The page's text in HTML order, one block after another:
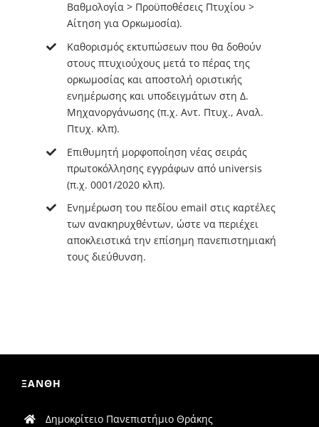
Βαθμολογία > Προϋποθέσεις Πτυχίου >
Αίτηση για Ορκωμοσία).
Καθορισμός εκτυπώσεων που θα δοθούν
στους πτυχιούχους μετά το πέρας της
ορκωμοσίας και αποστολή οριστικής
ενημέρωσης και υποδειγμάτων στη Δ.
Μηχανοργάνωσης (π.χ. Αντ. Πτυχ., Αναλ.
Πτυχ. κλπ).
Επιθυμητή μορφοποίηση νέας σειράς
πρωτοκόλλησης εγγράφων από universis
(π.χ. 0001/2020 κλπ).
Ενημέρωση του πεδίου email στις καρτέλες
των ανακηρυχθέντων, ώστε να περιέχει
αποκλειστικά την επίσημη πανεπιστημιακή
τους διεύθυνση.
ΞΑΝΘΗ
Δημοκρίτειο Πανεπιστήμιο Θράκης